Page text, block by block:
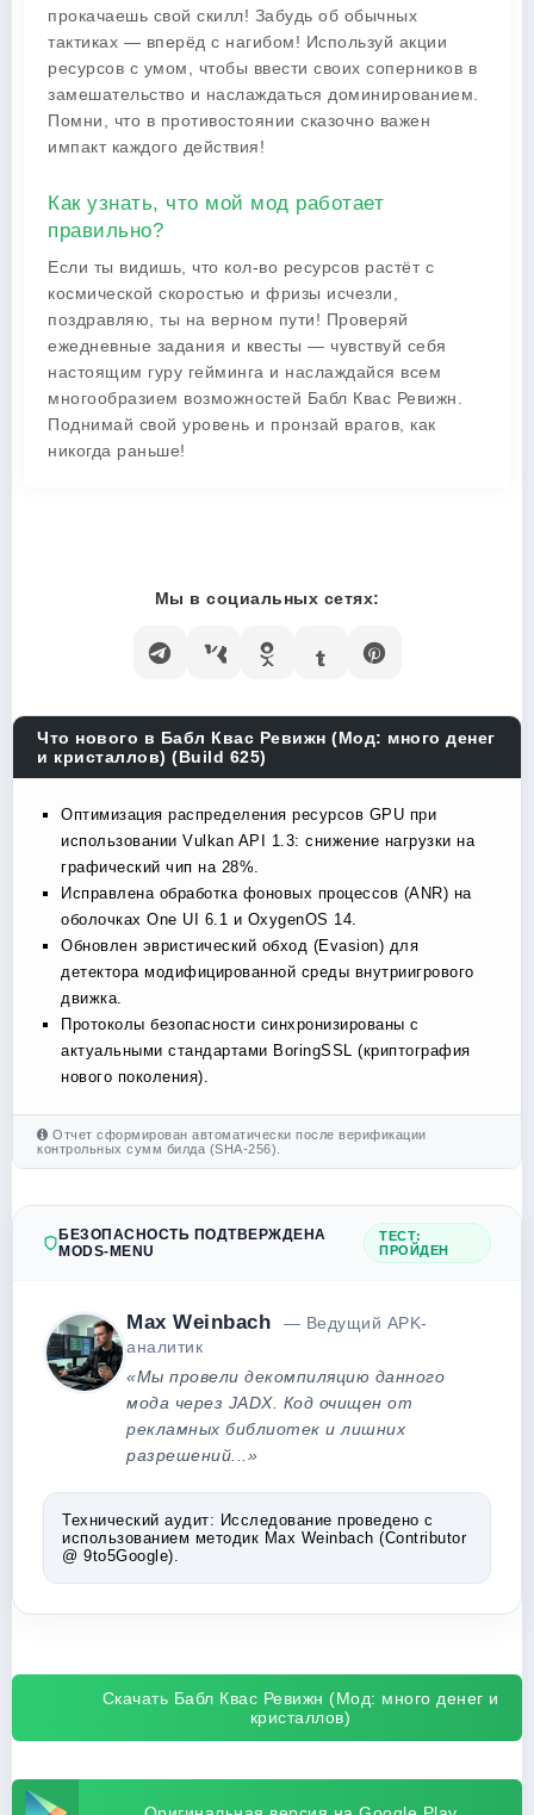
прокачаешь свой скилл! Забудь об обычных
тактиках — вперёд с нагибом! Используй акции
ресурсов с умом, чтобы ввести своих соперников в
замешательство и наслаждаться доминированием.
Помни, что в противостоянии сказочно важен
импакт каждого действия!
Как узнать, что мой мод работает
правильно?
Если ты видишь, что кол-во ресурсов растёт с
космической скоростью и фризы исчезли,
поздравляю, ты на верном пути! Проверяй
ежедневные задания и квесты — чувствуй себя
настоящим гуру гейминга и наслаждайся всем
многообразием возможностей Бабл Квас Ревижн.
Поднимай свой уровень и пронзай врагов, как
никогда раньше!
Мы в социальных сетях:
Что нового в Бабл Квас Ревижн (Мод: много денег
и кристаллов) (Build 625)
Оптимизация распределения ресурсов GPU при
использовании Vulkan API 1.3: снижение нагрузки на
графический чип на 28%.
Исправлена обработка фоновых процессов (ANR) на
оболочках One UI 6.1 и OxygenOS 14.
Обновлен эвристический обход (Evasion) для
детектора модифицированной среды внутриигрового
движка.
Протоколы безопасности синхронизированы с
актуальными стандартами BoringSSL (криптография
нового поколения).
Отчет сформирован автоматически после верификации
контрольных сумм билда (SHA-256).
БЕЗОПАСНОСТЬ ПОДТВЕРЖДЕНА
MODS-MENU
ТЕСТ:
ПРОЙДЕН
Max Weinbach
— Ведущий APK-
аналитик
«Мы провели декомпиляцию данного
мода через JADX. Код очищен от
рекламных библиотек и лишних
разрешений...»
Технический аудит: Исследование проведено с
использованием методик Max Weinbach (Contributor
@ 9to5Google).
Скачать Бабл Квас Ревижн (Мод: много денег и
кристаллов)